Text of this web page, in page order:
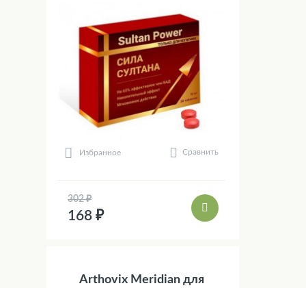
Избранное Сравнить
302 ₽
168 ₽
Arthovix Meridian для